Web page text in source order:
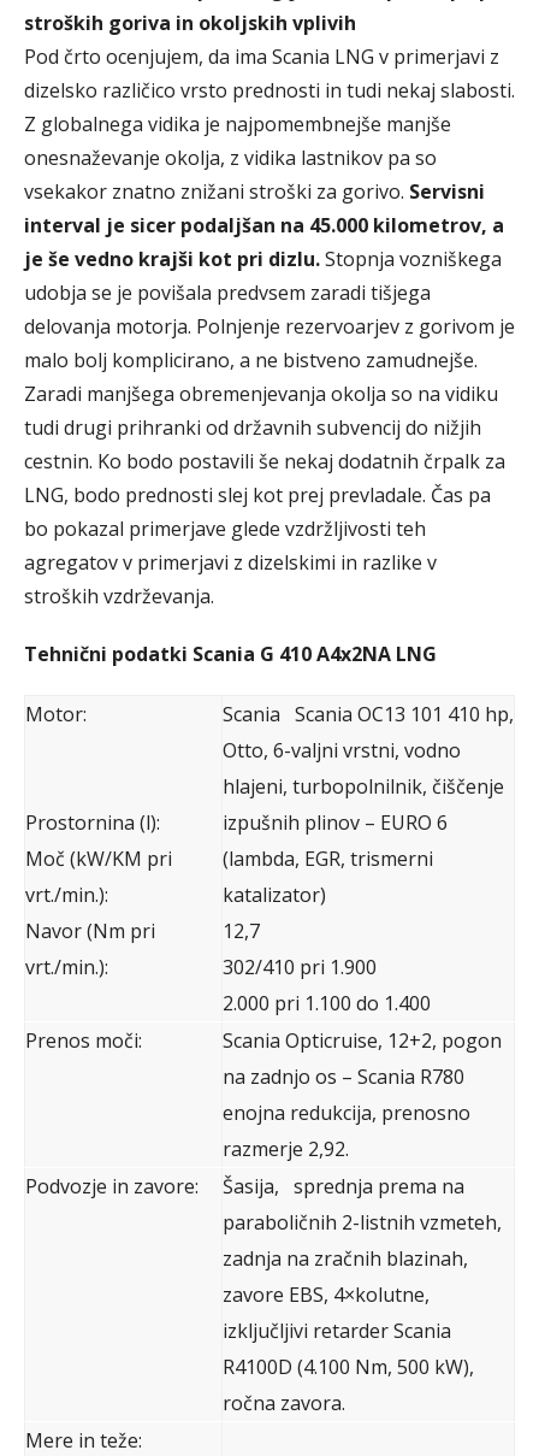
stroških goriva in okoljskih vplivih
Pod črto ocenjujem, da ima Scania LNG v primerjavi z
dizelsko različico vrsto prednosti in tudi nekaj slabosti.
Z globalnega vidika je najpomembnejše manjše
onesnaževanje okolja, z vidika lastnikov pa so
vsekakor znatno znižani stroški za gorivo. Servisni
interval je sicer podaljšan na 45.000 kilometrov, a
je še vedno krajši kot pri dizlu.Stopnja vozniškega
udobja se je povišala predvsem zaradi tišjega
delovanja motorja. Polnjenje rezervoarjev z gorivom je
malo bolj komplicirano, a ne bistveno zamudnejše.
Zaradi manjšega obremenjevanja okolja so na vidiku
tudi drugi prihranki od državnih subvencij do nižjih
cestnin. Ko bodo postavili še nekaj dodatnih črpalk za
LNG, bodo prednosti slej kot prej prevladale. Čas pa
bo pokazal primerjave glede vzdržljivosti teh
agregatov v primerjavi z dizelskimi in razlike v
stroških vzdrževanja.
Tehnični podatki Scania G 410 A4x2NA LNG
Motor:
Prostornina (l):
Moč (kW/KM pri
vrt./min.):
Navor (Nm pri
vrt./min.):
Scania Scania OC13 101 410 hp,
Otto, 6-valjni vrstni, vodno
hlajeni, turbopolnilnik, čiščenje
izpušnih plinov – EURO 6
(lambda, EGR, trismerni
katalizator)
12,7
302/410 pri 1.900
2.000 pri 1.100 do 1.400
Prenos moči:
Scania Opticruise, 12+2, pogon
na zadnjo os – Scania R780
enojna redukcija, prenosno
razmerje 2,92.
Podvozje in zavore:
Šasija, sprednja prema na
paraboličnih 2-listnih vzmeteh,
zadnja na zračnih blazinah,
zavore EBS, 4×kolutne,
izključljivi retarder Scania
R4100D (4.100 Nm, 500 kW),
ročna zavora.
Mere in teže: